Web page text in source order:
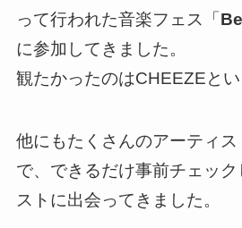
って行われた音楽フェス「
に参加してきました。
観たかったのはCHEEZEとい
他にもたくさんのアーティ
で、できるだけ事前チェック
ストに出会ってきました。